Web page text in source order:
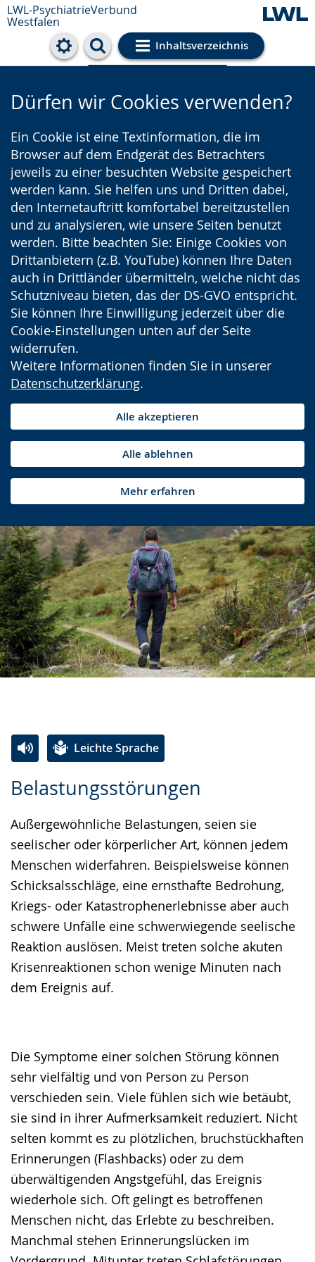
LWL-PsychiatrieVerbund
Westfalen
Inhaltsverzeichnis
Cookie-Einstellungen
Dürfen wir Cookies verwenden?
Ein Cookie ist eine Textinformation, die im
Browser auf dem Endgerät des Betrachters
jeweils zu einer besuchten Website gespeichert
werden kann. Sie helfen uns und Dritten dabei,
den Internetauftritt komfortabel bereitzustellen
und zu analysieren, wie unsere Seiten benutzt
werden. Bitte beachten Sie: Einige Cookies von
Drittanbietern (z.B. YouTube) können Ihre Daten
auch in Drittländer übermitteln, welche nicht das
Schutzniveau bieten, das der DS-GVO entspricht.
Sie können Ihre Einwilligung jederzeit über die
Cookie-Einstellungen unten auf der Seite
widerrufen.
Weitere Informationen finden Sie in unserer
Datenschutzerklärung.
Alle akzeptieren
Alle ablehnen
Mehr erfahren
Belastungsstörungen
Außergewöhnliche Belastungen, seien sie
seelischer oder körperlicher Art, können jedem
Menschen widerfahren. Beispielsweise können
Schicksalsschläge, eine ernsthafte Bedrohung,
Kriegs- oder Katastrophenerlebnisse aber auch
schwere Unfälle eine schwerwiegende seelische
Reaktion auslösen. Meist treten solche akuten
Krisenreaktionen schon wenige Minuten nach
dem Ereignis auf.
Die Symptome einer solchen Störung können
sehr vielfältig und von Person zu Person
verschieden sein. Viele fühlen sich wie betäubt,
sie sind in ihrer Aufmerksamkeit reduziert. Nicht
selten kommt es zu plötzlichen, bruchstückhaften
Erinnerungen (Flashbacks) oder zu dem
überwältigenden Angstgefühl, das Ereignis
wiederhole sich. Oft gelingt es betroffenen
Menschen nicht, das Erlebte zu beschreiben.
Manchmal stehen Erinnerungslücken im
Leichte Sprache
Leichten
wechseln.
Audio-
Video
Deutscher
Gebärdensprache
wird
angezeigt.